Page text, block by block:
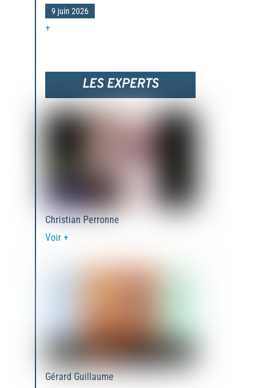
9 juin 2026
+
LES EXPERTS
Christian Perronne
Voir +
Gérard Guillaume